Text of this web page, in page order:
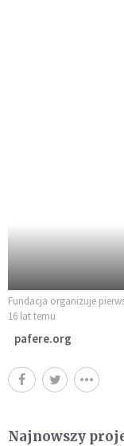
Fundacja organizuje
16 lat temu
pafere.org
Najnowszy